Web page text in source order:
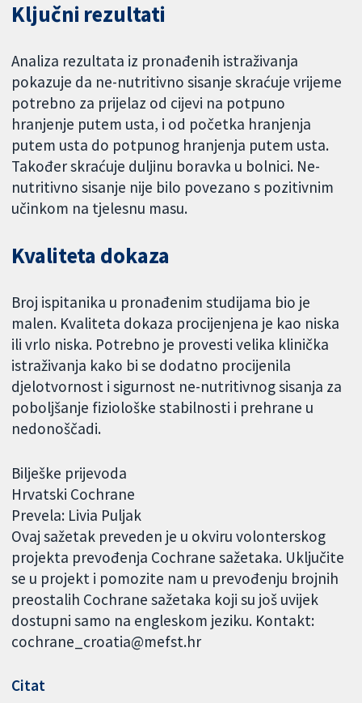
Ključni rezultati
Analiza rezultata iz pronađenih istraživanja
pokazuje da ne-nutritivno sisanje skraćuje vrijeme
potrebno za prijelaz od cijevi na potpuno
hranjenje putem usta, i od početka hranjenja
putem usta do potpunog hranjenja putem usta.
Također skraćuje duljinu boravka u bolnici. Ne-
nutritivno sisanje nije bilo povezano s pozitivnim
učinkom na tjelesnu masu.
Kvaliteta dokaza
Broj ispitanika u pronađenim studijama bio je
malen. Kvaliteta dokaza procijenjena je kao niska
ili vrlo niska. Potrebno je provesti velika klinička
istraživanja kako bi se dodatno procijenila
djelotvornost i sigurnost ne-nutritivnog sisanja za
poboljšanje fiziološke stabilnosti i prehrane u
nedonoščadi.
Bilješke prijevoda
Hrvatski Cochrane
Prevela: Livia Puljak
Ovaj sažetak preveden je u okviru volonterskog
projekta prevođenja Cochrane sažetaka. Uključite
se u projekt i pomozite nam u prevođenju brojnih
preostalih Cochrane sažetaka koji su još uvijek
dostupni samo na engleskom jeziku. Kontakt:
cochrane_croatia@mefst.hr
Citat